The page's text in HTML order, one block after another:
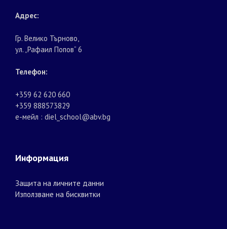
Адрес:
Гр. Велико Търново,
ул. „Рафаил Попов“ 6
Телефон:
+359 62 620 660
+359 888573829
е-мейл : diel_school@abv.bg
Информация
Защита на личните данни
Използване на бисквитки